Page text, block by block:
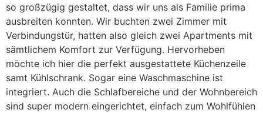
so großzügig gestaltet, dass wir uns als Familie prima
ausbreiten konnten. Wir buchten zwei Zimmer mit
Verbindungstür, hatten also gleich zwei Apartments mit
sämtlichem Komfort zur Verfügung. Hervorheben
möchte ich hier die perfekt ausgestattete Küchenzeile
samt Kühlschrank. Sogar eine Waschmaschine ist
integriert. Auch die Schlafbereiche und der Wohnbereich
sind super modern eingerichtet, einfach zum Wohlfühlen